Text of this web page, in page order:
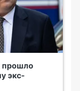
прошло
экс-